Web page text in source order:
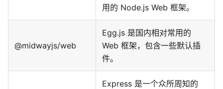
用的 Node.js Web 框架。
@midwayjs/web
Egg.js 是国内相对常用的
Web 框架，包含一些默认插
件。
Express 是一个众所周知的